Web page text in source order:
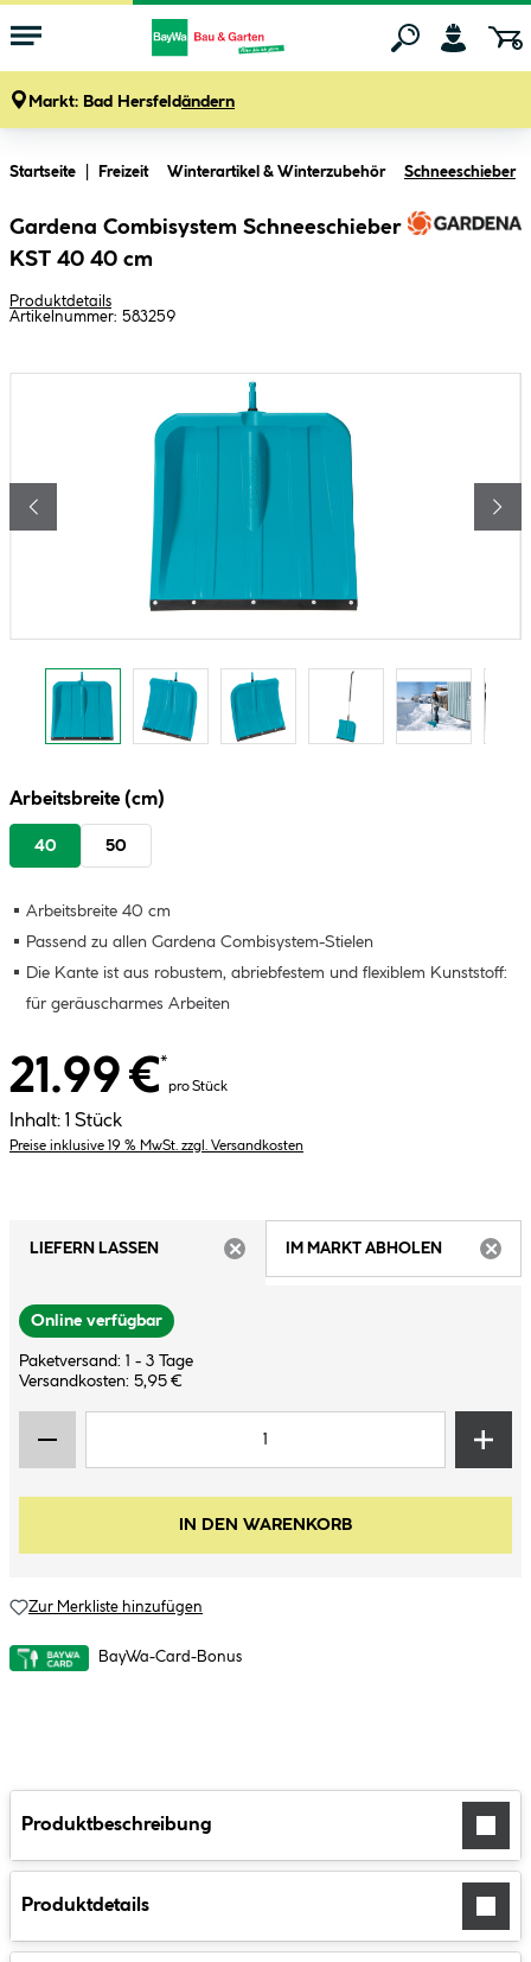
Markt: Bad Hersfeldändern
Startseite Freizeit Winterartikel & Winterzubehör Schneeschieber
Gardena Combisystem Schneeschieber
KST 40 40 cm
Produktdetails
Artikelnummer: 583259
Arbeitsbreite (cm)
40 50
Arbeitsbreite 40 cm
Passend zu allen Gardena Combisystem-Stielen
Die Kante ist aus robustem, abriebfestem und flexiblem Kunststoff:
für geräuscharmes Arbeiten
21.99 €*
pro Stück
Inhalt: 1 Stück
Preise inklusive 19 % MwSt. zzgl. Versandkosten
LIEFERN LASSEN
IM MARKT ABHOLEN
Online verfügbar
Paketversand: 1 - 3 Tage
Versandkosten: 5,95 €
IN DEN WARENKORB
Zur Merkliste hinzufügen
BayWa-Card-Bonus
Produktbeschreibung
Produktdetails